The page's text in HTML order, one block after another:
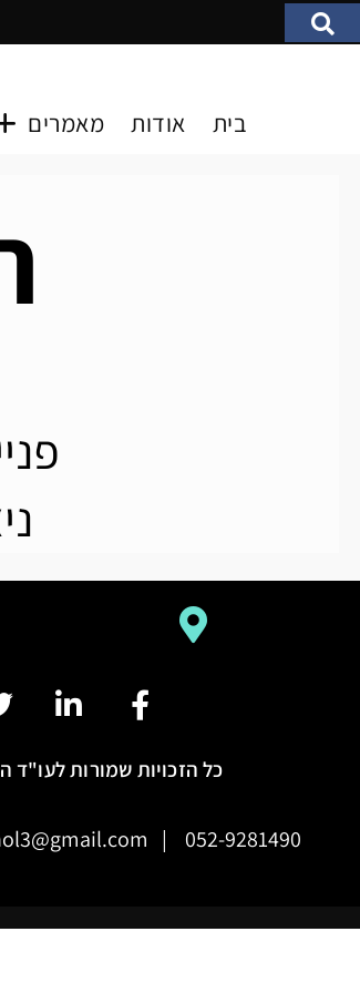
בית אודות מאמרים
כל הזכויות שמורות לעו"ד
052-9281490 | palhol3@gmail.com | ישראל |